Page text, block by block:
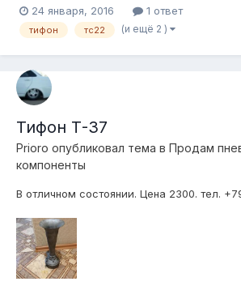
24 января, 2016 1 ответ
тифон тс22 (и ещё 2 )
Тифон Т-37
Prioro опубликовал тема в Продам
компоненты
В отличном состоянии. Цена 2300. тел.